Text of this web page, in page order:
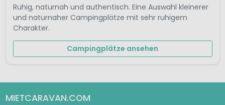
Ruhig, naturnah und authentisch. Eine Auswahl kleinerer
und naturnaher Campingplätze mit sehr ruhigem
Charakter.
Campingplätze ansehen
MIETCARAVAN.COM